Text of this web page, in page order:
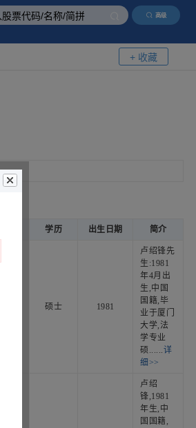
高级
+ 收藏
学历 出生日期 简介
硕士 1981
卢绍锋先
生:1981
年4月出
生,中国
国籍,毕
业于厦门
大学,法
学专业
硕......详
细>>
卢绍
锋,1981
年生,中
国国籍,